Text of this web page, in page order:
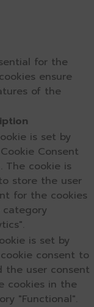
for the
ensure
of the
is set by
Cookie Consent
The cookie is
store the user
for the cookies
is set by
cookie consent to
the user consent
cookies in the
"Functional".